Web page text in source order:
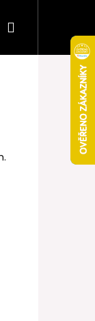
program
Nákupní